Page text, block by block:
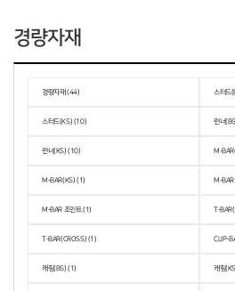
경량자재
경량자재 (44) 스터드
스터드(KS) (10) 런너
런너(KS) (10) M-
M-BAR(KS) (1) M-BAR
M-BAR 조인트 (1) T-
T-BAR(CROSS) (1) CLIP-
캐링(BS) (1) 캐링